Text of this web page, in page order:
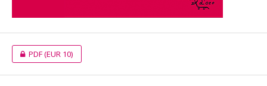
PDF(EUR 10)